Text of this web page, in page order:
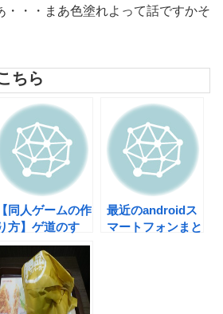
・・・まあ色塗れよって話ですかそ
ちら
【同人ゲームの作
方】ゲ道のすゝ
part1
最近のandroidス
マートフォンまと